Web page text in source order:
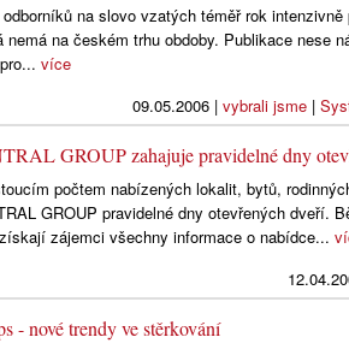
na slovo vzatých téměř rok intenzivně
nemá na českém trhu obdoby. Publikace nese
více
09.05.2006| vybrali jsme|
GROUP zahajuje pravidelné dny
počtem nabízených lokalit, bytů,
GROUP pravidelné dny otevřených dveří.
zájemci všechny informace o nabídce...
- nové trendy ve stěrkování